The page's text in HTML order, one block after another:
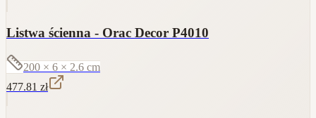
Listwa ścienna - Orac Decor P4010
200 × 6 × 2.6 cm
477.81 zł